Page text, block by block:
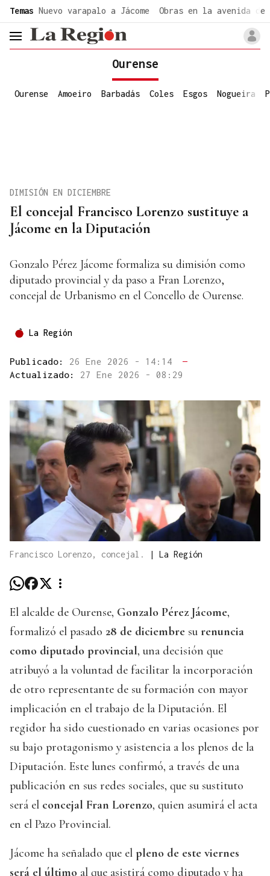
Temas Nuevo varapalo a Jácome Obras en la avenida de
header.menu.open
Ourense
Ourense Amoeiro Barbadás Coles Esgos Nogueira
El concejal Francisco Lorenzo sustituye a
Jácome en la Diputación
DIMISIÓN EN DICIEMBRE
Gonzalo Pérez Jácome formaliza su dimisión como
diputado provincial y da paso a Fran Lorenzo,
concejal de Urbanismo en el Concello de Ourense.
La Región
Publicado: 26 Ene 2026 - 14:14
—
Actualizado: 27 Ene 2026 - 08:29
Francisco Lorenzo, concejal. | La Región
El alcalde de Ourense, Gonzalo Pérez Jácome,
formalizó el pasado 28 de diciembre su renuncia
como diputado provincial, una decisión que
atribuyó a la voluntad de facilitar la incorporación
de otro representante de su formación con mayor
implicación en el trabajo de la Diputación. El
regidor ha sido cuestionado en varias ocasiones por
su bajo protagonismo y asistencia a los plenos de la
Diputación. Este lunes confirmó, a través de una
publicación en sus redes sociales, que su sustituto
será el concejal Fran Lorenzo, quien asumirá el acta
en el Pazo Provincial.
Jácome ha señalado que el pleno de este viernes
será el último al que asistirá como diputado y ha